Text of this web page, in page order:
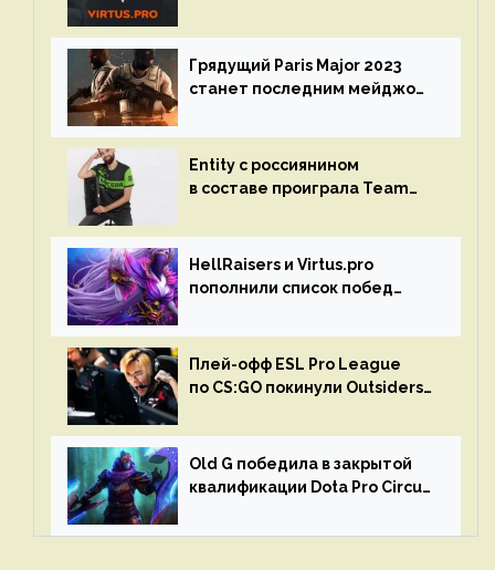
Грядущий Paris Major 2023
станет последним мейджор-
Entity с россиянином
в составе проиграла Team
HellRaisers и Virtus.pro
пополнили список побед
Плей-офф ESL Pro League
по CS:GO покинули Outsiders
Old G победила в закрытой
квалификации Dota Pro Circuit